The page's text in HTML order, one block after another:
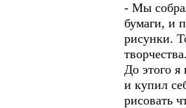
- Мы
бумаги, и
рисунки.
творчества.
До этого я
и купил
рисовать